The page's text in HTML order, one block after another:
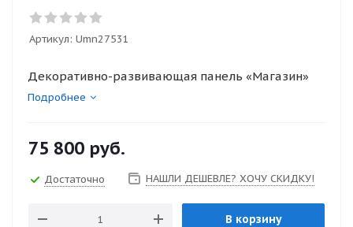
Артикул: Umn27531
Декоративно-развивающая панель «Магазин»
Подробнее
75 800 руб.
Достаточно НАШЛИ ДЕШЕВЛЕ? ХОЧУ СКИДКУ!
В корзину